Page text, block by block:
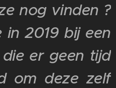
nog vinden ?
in 2019 bij een
er geen tijd
om deze zelf